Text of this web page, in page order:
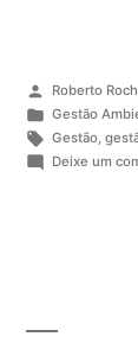
Roberto
Gestão
Gestão,
Deixe um